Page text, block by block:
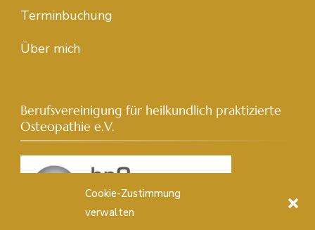
Cookie-Zustimmung
verwalten
Terminbuchung
Über mich
Berufsvereinigung für heilkundlich praktizierte
Osteopathie e.V.